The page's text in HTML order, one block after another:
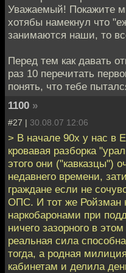
Уважаемый! Покажите
хотябы намекнул что
занимаются наши, то
Перед тем как давать
раз 10 перечитать
понять, что тебе
1100 »
#27 | 30.08.07 12:06
> В начале 90х у нас в
кровавая разборка
этого они ("кавказцы")
недавнего времени,
граждане если не
ОПС. И тот же Ройзман
наркобаронами при
ничего зазорного в
реальная сила
тогда, а родная
кабинетам и делила